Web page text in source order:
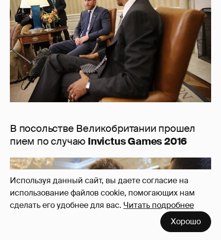
Используя данный сайт, вы даете согласие на
использование файлов cookie, помогающих нам
сделать его удобнее для вас. Читать подробнее
Хорошо
В посольстве Великобритании прошел
пием по случаю Invictus Games 2016